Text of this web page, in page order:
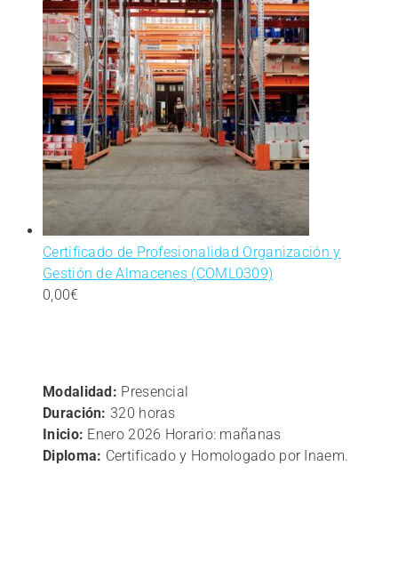
aprendiendo.
Certificado de Profesionalidad Organización y
Gestión de Almacenes (COML0309)
0,00€
Modalidad: Presencial
Duración: 320 horas
Inicio: Enero 2026 Horario: mañanas
Diploma: Certificado y Homologado por Inaem.